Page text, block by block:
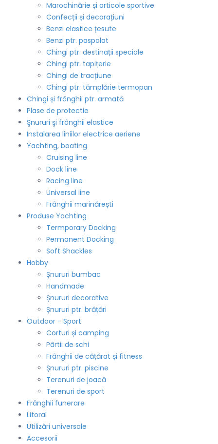
Marochinărie și articole sportive
Confecții și decorațiuni
Benzi elastice țesute
Benzi ptr. paspolat
Chingi ptr. destinații speciale
Chingi ptr. tapițerie
Chingi de tracțiune
Chingi ptr. tâmplărie termopan
Chingi și frânghii ptr. armată
Plase de protectie
Şnururi şi frânghii elastice
Instalarea liniilor electrice aeriene
Yachting, boating
Cruising line
Dock line
Racing line
Universal line
Frânghii marinărești
Produse Yachting
Termporary Docking
Permanent Docking
Soft Shackles
Hobby
Șnururi bumbac
Handmade
Șnururi decorative
Șnururi ptr. brățări
Outdoor - Sport
Corturi și camping
Pârtii de schi
Frânghii de cățărat și fitness
Șnururi ptr. piscine
Terenuri de joacă
Terenuri de sport
Frânghii funerare
Litoral
Utilizări universale
Accesorii